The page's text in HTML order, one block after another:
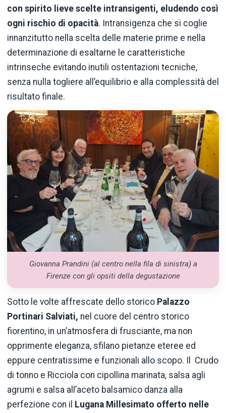
con spirito lieve scelte intransigenti, eludendo così
ogni rischio di opacità. Intransigenza che si coglie
innanzitutto nella scelta delle materie prime e nella
determinazione di esaltarne le caratteristiche
intrinseche evitando inutili ostentazioni tecniche,
senza nulla togliere all’equilibrio e alla complessità del
risultato finale.
Giovanna Prandini (al centro nella fila di sinistra) a
Firenze con gli opsiti della degustazione
Sotto le volte affrescate dello storico Palazzo
Portinari Salviati, nel cuore del centro storico
fiorentino, in un’atmosfera di frusciante, ma non
opprimente eleganza, sfilano pietanze eteree ed
eppure centratissime e funzionali allo scopo. Il Crudo
di tonno e Ricciola con cipollina marinata, salsa agli
agrumi e salsa all’aceto balsamico danza alla
perfezione con il Lugana Millesimato offerto nelle